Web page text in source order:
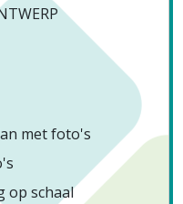
met foto's
op schaal